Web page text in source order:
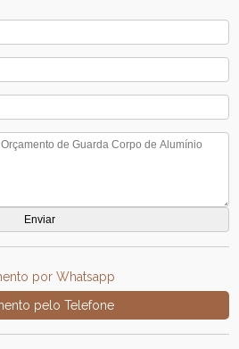
por Whatsapp
pelo Telefone